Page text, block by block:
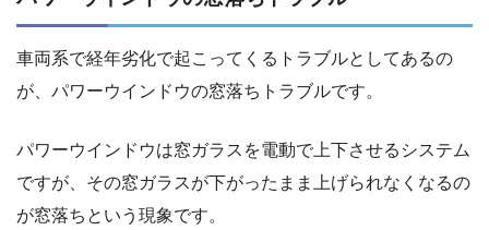
車両系で経年劣化で起こってくるトラブルとしてあるの
が、パワーウインドウの窓落ちトラブルです。
パワーウインドウは窓ガラスを電動で上下させるシステム
ですが、その窓ガラスが下がったまま上げられなくなるの
が窓落ちという現象です。